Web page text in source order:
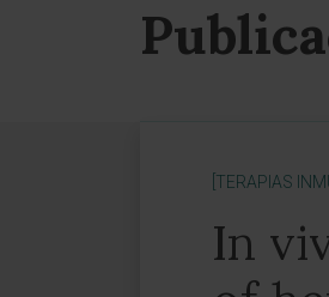
[TERAPIAS
In